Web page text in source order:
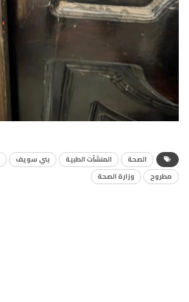
الصحة المنشآت الطبية بني سويف
مطروح
وزارة الصحة